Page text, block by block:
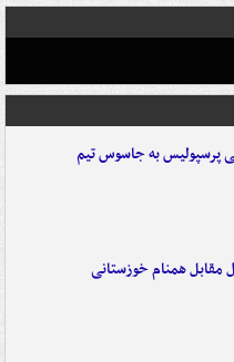
پرسپولیس به جاسوس تیم
مقابل همنام خوزستانی